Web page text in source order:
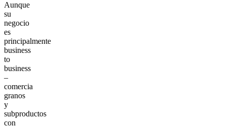
Aunque
su
negocio
es
principalmente
business
to
business
–
comercia
granos
y
subproductos
con